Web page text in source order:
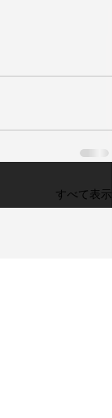
すべて表示